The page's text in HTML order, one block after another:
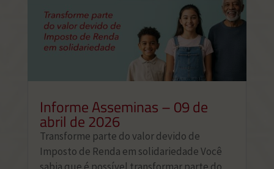
Informe Asseminas – 09 de
abril de 2026
Transforme parte do valor devido de
Imposto de Renda em solidariedade Você